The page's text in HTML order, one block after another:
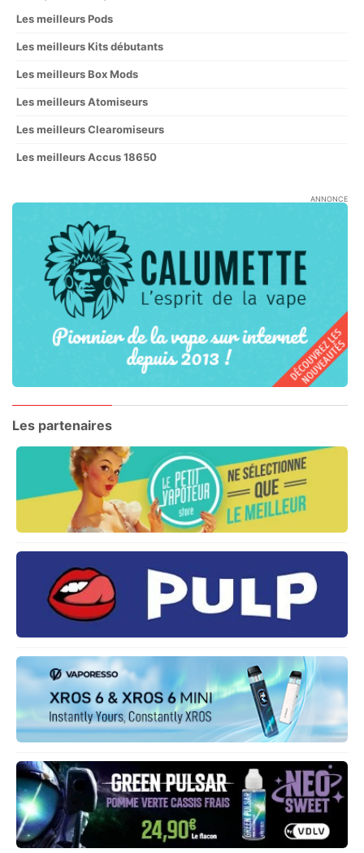
Les meilleurs Pods
Les meilleurs Kits débutants
Les meilleurs Box Mods
Les meilleurs Atomiseurs
Les meilleurs Clearomiseurs
Les meilleurs Accus 18650
ANNONCE
Les partenaires